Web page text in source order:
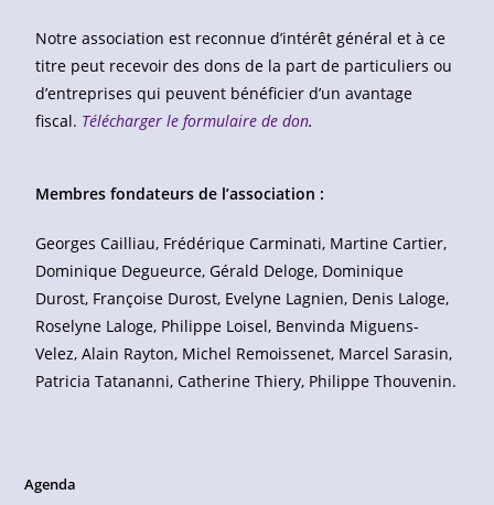
Notre association est reconnue d’intérêt général et à ce
titre peut recevoir des dons de la part de particuliers ou
d’entreprises qui peuvent bénéficier d’un avantage
fiscal. Télécharger le formulaire de don.
Membres fondateurs de l’association :
Georges Cailliau, Frédérique Carminati, Martine Cartier,
Dominique Degueurce, Gérald Deloge, Dominique
Durost, Françoise Durost, Evelyne Lagnien, Denis Laloge,
Roselyne Laloge, Philippe Loisel, Benvinda Miguens-
Velez, Alain Rayton, Michel Remoissenet, Marcel Sarasin,
Patricia Tatananni, Catherine Thiery, Philippe Thouvenin.
Agenda